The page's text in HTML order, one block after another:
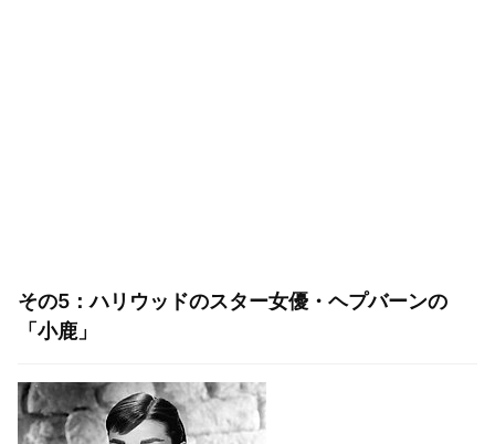
その5：ハリウッドのスター女優・ヘプバーンの
「小鹿」